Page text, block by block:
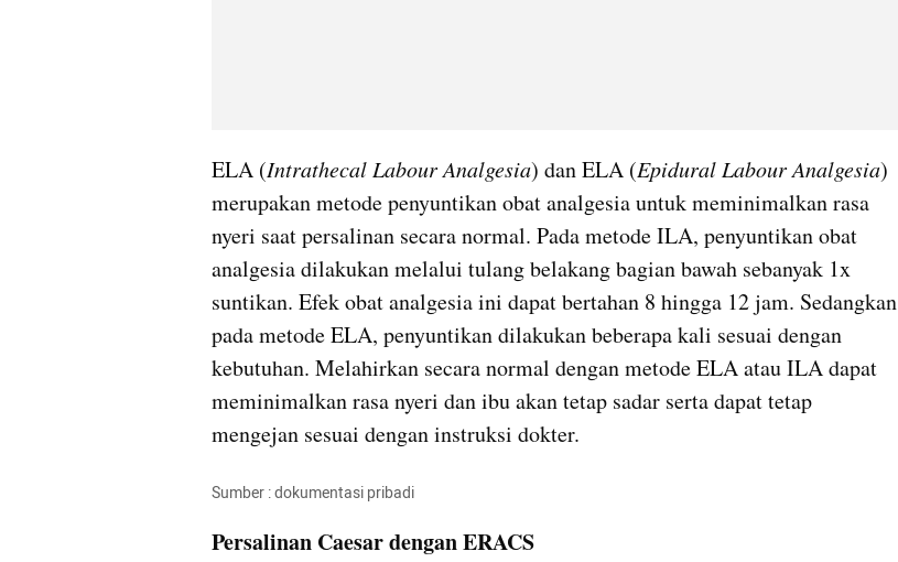
ELA (Intrathecal Labour Analgesia) dan ELA (Epidural Labour Analgesia)
merupakan metode penyuntikan obat analgesia untuk meminimalkan rasa
nyeri saat persalinan secara normal. Pada metode ILA, penyuntikan obat
analgesia dilakukan melalui tulang belakang bagian bawah sebanyak 1x
suntikan. Efek obat analgesia ini dapat bertahan 8 hingga 12 jam. Sedangkan
pada metode ELA, penyuntikan dilakukan beberapa kali sesuai dengan
kebutuhan. Melahirkan secara normal dengan metode ELA atau ILA dapat
meminimalkan rasa nyeri dan ibu akan tetap sadar serta dapat tetap
mengejan sesuai dengan instruksi dokter.
Sumber : dokumentasi pribadi
Persalinan Caesar dengan ERACS